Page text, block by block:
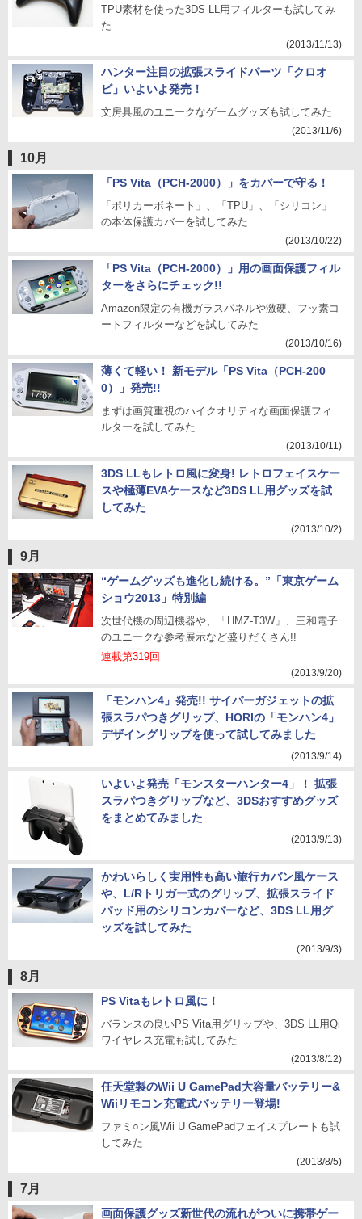
TPU素材を使った3DS LL用フィルターも試してみ
た
(2013/11/13)
ハンター注目の拡張スライドパーツ「クロオ
ビ」いよいよ発売！
文房具風のユニークなゲームグッズも試してみた
(2013/11/6)
10月
「PS Vita（PCH-2000）」をカバーで守る！
「ポリカーボネート」、「TPU」、「シリコン」
の本体保護カバーを試してみた
(2013/10/22)
「PS Vita（PCH-2000）」用の画面保護フィル
ターをさらにチェック!!
Amazon限定の有機ガラスパネルや激硬、フッ素コ
ートフィルターなどを試してみた
(2013/10/16)
薄くて軽い！ 新モデル「PS Vita（PCH-200
0）」発売!!
まずは画質重視のハイクオリティな画面保護フィ
ルターを試してみた
(2013/10/11)
3DS LLもレトロ風に変身! レトロフェイスケー
スや極薄EVAケースなど3DS LL用グッズを試
してみた
(2013/10/2)
9月
“ゲームグッズも進化し続ける。”「東京ゲーム
ショウ2013」特別編
次世代機の周辺機器や、「HMZ-T3W」、三和電子
のユニークな参考展示など盛りだくさん!!
連載第319回
(2013/9/20)
「モンハン4」発売!! サイバーガジェットの拡
張スラパつきグリップ、HORIの「モンハン4」
デザイングリップを使って試してみました
(2013/9/14)
いよいよ発売「モンスターハンター4」！ 拡張
スラパつきグリップなど、3DSおすすめグッズ
をまとめてみました
(2013/9/13)
かわいらしく実用性も高い旅行カバン風ケース
や、L/Rトリガー式のグリップ、拡張スライド
パッド用のシリコンカバーなど、3DS LL用グ
ッズを試してみた
(2013/9/3)
8月
PS Vitaもレトロ風に！
バランスの良いPS Vita用グリップや、3DS LL用Qi
ワイヤレス充電も試してみた
(2013/8/12)
任天堂製のWii U GamePad大容量バッテリー&
Wiiリモコン充電式バッテリー登場!
ファミ○ン風Wii U GamePadフェイスプレートも試
してみた
(2013/8/5)
7月
画面保護グッズ新世代の流れがついに携帯ゲー